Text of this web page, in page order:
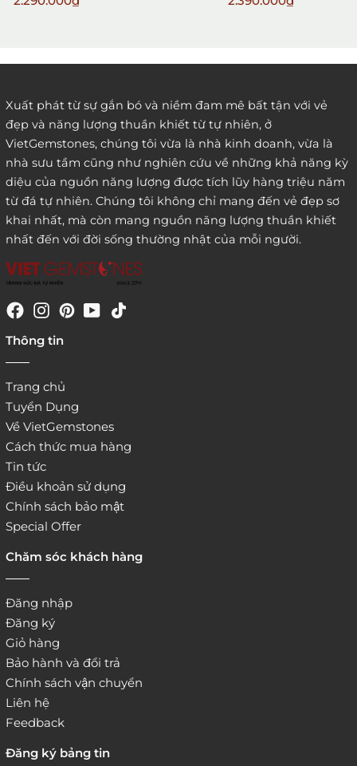
3. Đặt hàng thông quaemail hay chat trực tiếp với
chúng tôi:
website:
Xuất phát từ sự gắn bó và niềm đam mê bất tận với vẻ
đẹp và năng lượng thuần khiết từ tự nhiên, ở
VietGemstones, chúng tôi vừa là nhà kinh doanh, vừa là
nhà sưu tầm cũng như nghiên cứu về những khả năng kỳ
diệu của nguồn năng lượng được tích lũy hàng triệu năm
từ đá tự nhiên. Chúng tôi không chỉ mang đến vẻ đẹp sơ
khai nhất, mà còn mang nguồn năng lượng thuần khiết
nhất đến với đời sống thường nhật của mỗi người.
Thông tin
Trang chủ
Tuyển Dụng
Về VietGemstones
Cách thức mua hàng
Tin tức
Điều khoản sử dụng
Chính sách bảo mật
Special Offer
Chăm sóc khách hàng
Đăng nhập
Đăng ký
Giỏ hàng
Bảo hành và đổi trả
Chính sách vận chuyển
Liên hệ
Feedback
Đăng ký bảng tin